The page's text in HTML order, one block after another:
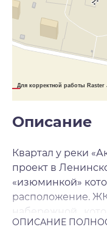
Для корректной работы
Описание
Квартал у реки
проект в
«изюминкой»
расположение.
набережной ,
мере сдачи